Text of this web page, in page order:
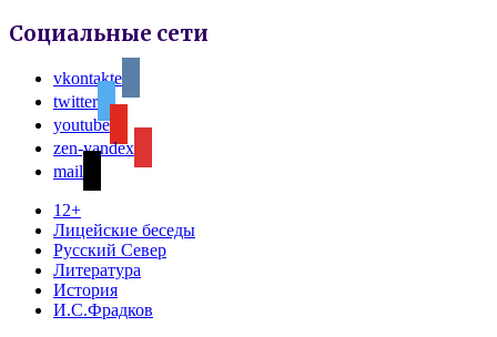
Социальные сети
vkontakte
twitter
youtube
zen-yandex
mail
12+
Лицейские беседы
Русский Север
Литература
История
И.С.Фрадков